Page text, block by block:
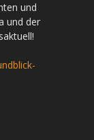
und
und der